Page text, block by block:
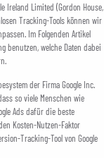
Ireland Limited (Gordon House,
Tracking-Tools können wir
Im Folgenden Artikel
benutzen, welche Daten dabei
der Firma Google Inc.
so viele Menschen wie
Ads dafür die beste
Kosten-Nutzen-Faktor
Tracking-Tool von Google